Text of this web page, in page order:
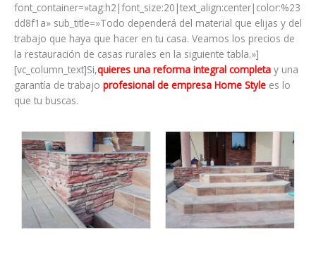
font_container=»tag:h2|font_size:20|text_align:center|color:%23
dd8f1a» sub_title=»Todo dependerá del material que elijas y del
trabajo que haya que hacer en tu casa. Veamos los precios de
la restauración de casas rurales en la siguiente tabla.»]
[vc_column_text]Si,quieres una reforma integral completa y una
garantía de trabajo profesional de empresa Home Style es lo
que tu buscas.